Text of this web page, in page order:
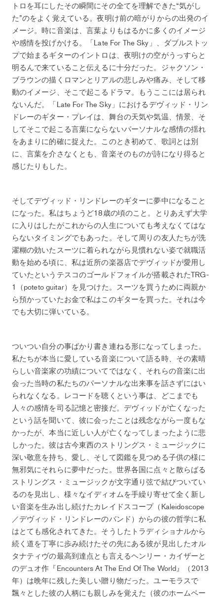
トロを耳にしたその瞬間にその全てを理解できた“気がし
た”のをよく覚えている。夜明け前の暗がりからの出発のイ
メージ。時に音楽は、言葉よりもはるかに多くのイメージ
や感情を投げかける。「Late For The Sky」、ダブルストッ
プで始まるギターのイントロは、夜明けの空がうっすらと
明るんで来ていること伝えるに十分だった。ジャクソン・
ブラウンの描くロマンとリアルの悲しみや痛み、そして移
動のイメージ、そこで起こるドラマ。もうここには居られ
ないんだ。「Late For The Sky」におけるデヴィッド・リン
ドレーのギター・プレイは、舞台の天気や気温、情景、そ
してそこで起こる言葉にならないパーソナルな感情の揺れ
をあまりに的確に捉えた。このとき初めて、歌詞とは別
に、言葉を介さなくとも、音楽そのものが詩になり得ると
感じたりもした。
そしてデヴィッド・リンドレーのギターに夢中になること
になった。私はちょうど18歳の頃のこと。とりあえず大学
に入りはしたがこれからの人生についても考えなくてはな
らないタイミングでもあった。そして周りの友人たちが洗
濯糊の効いたスーツに着られながら見慣れない姿で就職活
動を始める頃に、私は近所の楽器店でデヴィッドが愛用し
ていたというテスコのゴールドフォイルが搭載されたTRG-
1（poteto guitar）を見つけた。スーツを買うために両親か
ら預かっていたお金で私はこのギターを買った。それは今
でも大切に弾いている。
ついつい自分の事ばかり書き連ねる形になってしまった。
私たちが本当に愛している音楽について語る時、その素晴
らしい音楽家の功績についてではなく、それらの音楽に出
会った当時の私たちのパーソナルな出来事を話さずにはい
られなくなる。レコードを聴くという事は、どこまでも
人々の感情を司る記憶と密接だ。デヴィッドが亡くなった
という話を聞いて、彼に会ったことは残念ながら一度もな
かったが、本当に近しい人が亡くなってしまったように悲
しかった。彼は古今東西のストリングス・ミュージックに
深い敬意を持ち、愛し、そして図鑑を見つめる子供の様に
無邪気にそれらに夢中だった。世界各国に点々と散らばる
ストリングス・ミュージックが文字通り弦で結びついてい
るのを見出し、様々なイディオムを手繰り寄せて全く新し
い音楽を生み出し続けたカレイドスコープ（Kaleidoscope
／デヴィッド・リンドレーのバンド）からの彼の哲学に私
はとても感化されてきた。そうしたトラディショナルから
続く道を丁寧に歩み続けたその先にある彼が見出したオル
タナティヴの最高到達点とも言えるヘンリー・カイザーと
のデュオ作『Encounters At The End Of The World』（2013
年）は晩年に残した美しい贈り物だった。ユーモラスで
飄々とした彼の人柄にも親しみを覚えた（彼のホームペー